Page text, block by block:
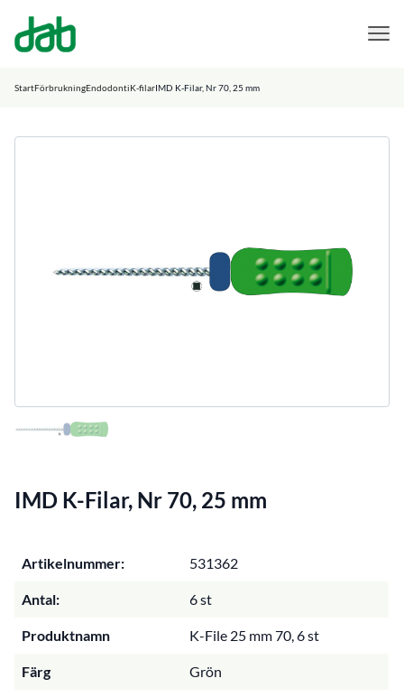
DAB Dental
StartFörbrukningEndodontiK-filarIMD K-Filar, Nr 70, 25 mm
IMD K-Filar, Nr 70, 25 mm
Artikelnummer: 531362
Antal: 6 st
Produktnamn K-File 25 mm 70, 6 st
Färg Grön